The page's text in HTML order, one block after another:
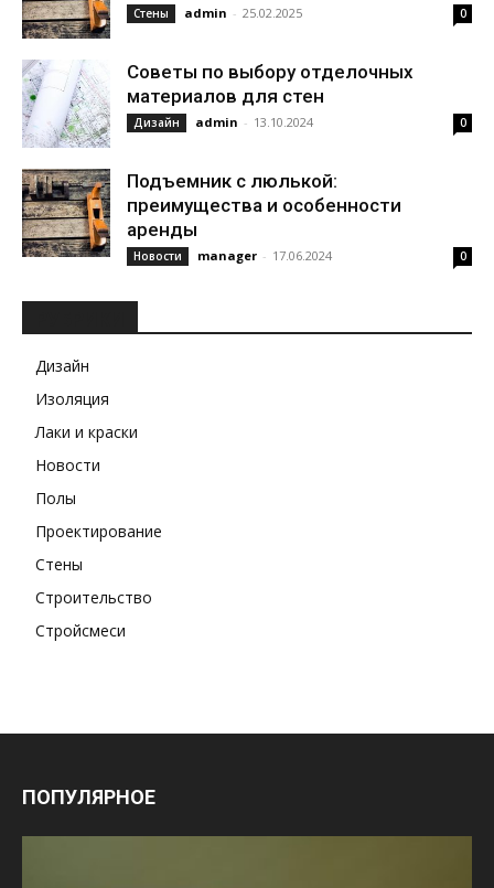
Стены admin - 25.02.2025 0
Советы по выбору отделочных
материалов для стен
Дизайн admin - 13.10.2024 0
Подъемник с люлькой:
преимущества и особенности
аренды
Новости manager - 17.06.2024 0
Дизайн
Изоляция
Лаки и краски
Новости
Полы
Проектирование
Стены
Строительство
Стройсмеси
ПОПУЛЯРНОЕ